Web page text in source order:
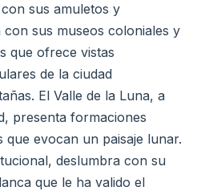
sus amuletos y
sus museos coloniales y
que ofrece vistas
de la ciudad
El Valle de la Luna, a
presenta formaciones
que evocan un paisaje lunar.
deslumbra con su
que le ha valido el